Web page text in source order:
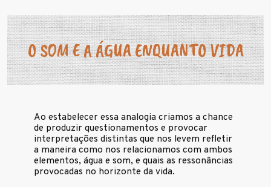
O SOM E A ÁGUA ENQUANTO VIDA
Ao estabelecer essa analogia criamos a chance
de produzir questionamentos e provocar
interpretações distintas que nos levem refletir
a maneira como nos relacionamos com ambos
elementos, água e som, e quais as ressonâncias
provocadas no horizonte da vida.